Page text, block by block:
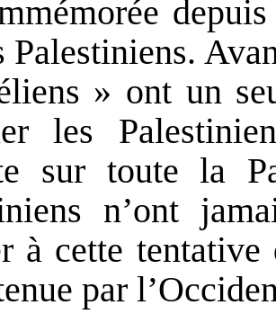
Palestiniens.
» ont un
les
sur toute la
n’ont
à cette tentative
par